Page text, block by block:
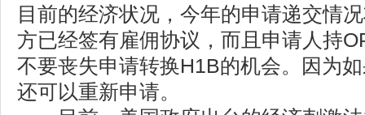
目前的经济状况，今年的申请递交情
方已经签有雇佣协议，而且申请人持
不要丧失申请转换H1B的机会。因为
还可以重新申请。